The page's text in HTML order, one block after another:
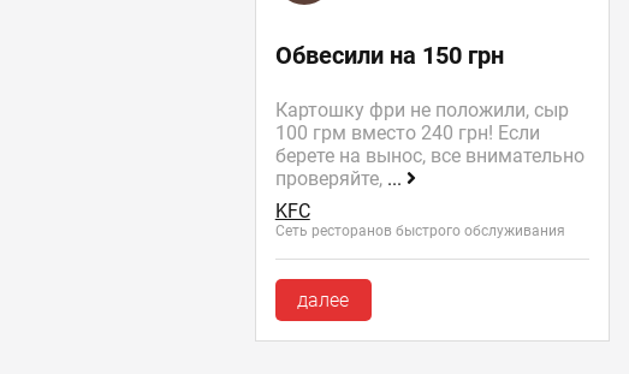
Обвесили на 150 грн
Картошку фри не положили, сыр
100 грм вместо 240 грн! Если
берете на вынос, все внимательно
проверяйте, ...
KFC
Сеть ресторанов быстрого обслуживания
далее